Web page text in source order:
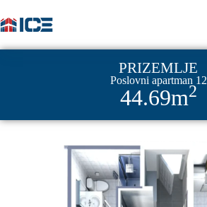
PRIZEMLJE
Poslovni apartman 12
44.69m2